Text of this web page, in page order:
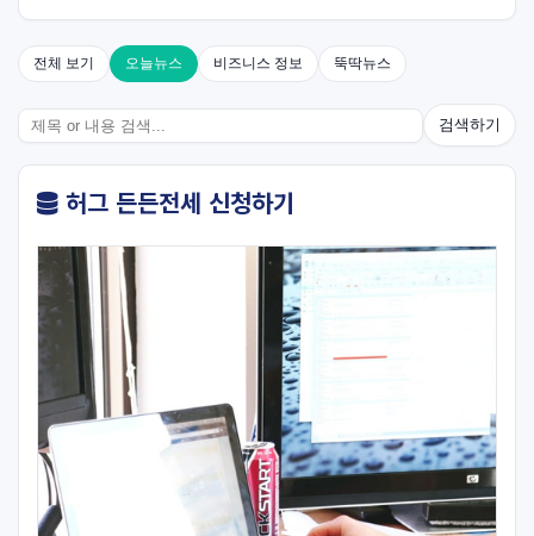
증, 스포츠, 드라마, 커뮤니티 링크사이트! 여기여
전체 보기 오늘뉴스 비즈니스 정보 뚝딱뉴스
검색하기
허그 든든전세 신청하기